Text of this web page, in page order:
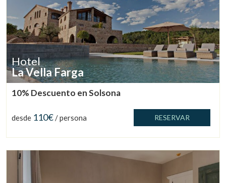
Hotel
La Vella Farga
10% Descuento en Solsona
desde 110€/ persona RESERVAR